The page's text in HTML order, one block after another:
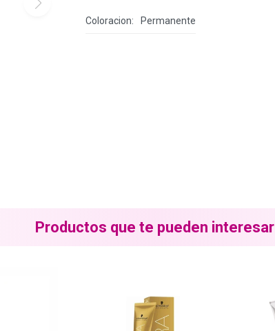
Coloracion Permanente
Productos que te pueden interesar